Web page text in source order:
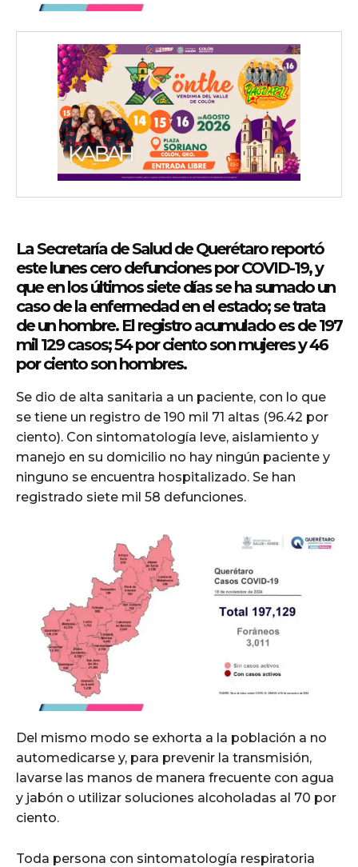
La Secretaría de Salud de Querétaro reportó
este lunes cero defunciones por COVID-19, y
que en los últimos siete días se ha sumado un
caso de la enfermedad en el estado; se trata
de un hombre. El registro acumulado es de 197
mil 129 casos; 54 por ciento son mujeres y 46
por ciento son hombres.
Se dio de alta sanitaria a un paciente, con lo que
se tiene un registro de 190 mil 71 altas (96.42 por
ciento). Con sintomatología leve, aislamiento y
manejo en su domicilio no hay ningún paciente y
ninguno se encuentra hospitalizado. Se han
registrado siete mil 58 defunciones.
Del mismo modo se exhorta a la población a no
automedicarse y, para prevenir la transmisión,
lavarse las manos de manera frecuente con agua
y jabón o utilizar soluciones alcoholadas al 70 por
ciento.
Toda persona con sintomatología respiratoria